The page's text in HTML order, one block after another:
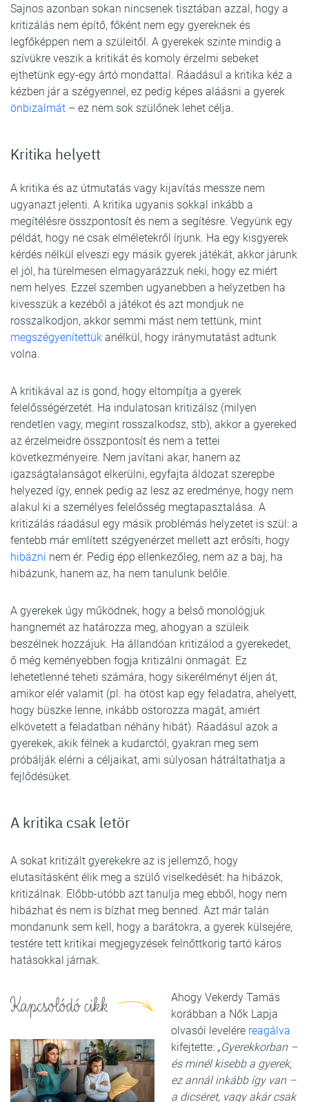
Sajnos azonban sokan nincsenek tisztában azzal, hogy a
kritizálás nem építő, főként nem egy gyereknek és
legfőképpen nem a szüleitől. A gyerekek szinte mindig a
szívükre veszik a kritikát és komoly érzelmi sebeket
ejthetünk egy-egy ártó mondattal. Ráadásul a kritika kéz a
kézben jár a szégyennel, ez pedig képes aláásni a gyerek
önbizalmát – ez nem sok szülőnek lehet célja.
Kritika helyett
A kritika és az útmutatás vagy kijavítás messze nem
ugyanazt jelenti. A kritika ugyanis sokkal inkább a
megítélésre összpontosít és nem a segítésre. Vegyünk egy
példát, hogy ne csak elméletekről írjunk. Ha egy kisgyerek
kérdés nélkül elveszi egy másik gyerek játékát, akkor járunk
el jól, ha türelmesen elmagyarázzuk neki, hogy ez miért
nem helyes. Ezzel szemben ugyanebben a helyzetben ha
kivesszük a kezéből a játékot és azt mondjuk ne
rosszalkodjon, akkor semmi mást nem tettünk, mint
megszégyenítettük anélkül, hogy iránymutatást adtunk
volna.
A kritikával az is gond, hogy eltompítja a gyerek
felelősségérzetét. Ha indulatosan kritizálsz (milyen
rendetlen vagy, megint rosszalkodsz, stb), akkor a gyereked
az érzelmeidre összpontosít és nem a tettei
következményeire. Nem javítani akar, hanem az
igazságtalanságot elkerülni, egyfajta áldozat szerepbe
helyezed így, ennek pedig az lesz az eredménye, hogy nem
alakul ki a személyes felelősség megtapasztalása. A
kritizálás ráadásul egy másik problémás helyzetet is szül: a
fentebb már említett szégyenérzet mellett azt erősíti, hogy
hibázni nem ér. Pedig épp ellenkezőleg, nem az a baj, ha
hibázunk, hanem az, ha nem tanulunk belőle.
A gyerekek úgy működnek, hogy a belső monológjuk
hangnemét az határozza meg, ahogyan a szüleik
beszélnek hozzájuk. Ha állandóan kritizálod a gyerekedet,
ő még keményebben fogja kritizálni önmagát. Ez
lehetetlenné teheti számára, hogy sikerélményt éljen át,
amikor elér valamit (pl. ha ötöst kap egy feladatra, ahelyett,
hogy büszke lenne, inkább ostorozza magát, amiért
elkövetett a feladatban néhány hibát). Ráadásul azok a
gyerekek, akik félnek a kudarctól, gyakran meg sem
próbálják elérni a céljaikat, ami súlyosan hátráltathatja a
fejlődésüket.
A kritika csak letör
A sokat kritizált gyerekekre az is jellemző, hogy
elutasításként élik meg a szülő viselkedését: ha hibázok,
kritizálnak. Előbb-utóbb azt tanulja meg ebből, hogy nem
hibázhat és nem is bízhat meg benned. Azt már talán
mondanunk sem kell, hogy a barátokra, a gyerek külsejére,
testére tett kritikai megjegyzések felnőttkorig tartó káros
hatásokkal járnak.
Kapcsolódó cikk
Ahogy Vekerdy Tamás
korábban a Nők Lapja
olvasói levelére reagálva
kifejtette: „Gyerekkorban –
és minél kisebb a gyerek,
ez annál inkább így van –
a dicséret, vagy akár csak